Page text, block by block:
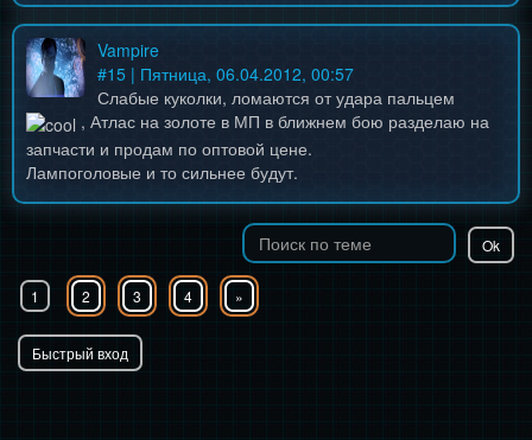
Vampire
#15 | Пятница, 06.04.2012, 00:57
Слабые куколки, ломаются от удара пальцем
, Атлас на золоте в МП в ближнем бою разделаю на
запчасти и продам по оптовой цене.
Лампоголовые и то сильнее будут.
1 2 3 4 »